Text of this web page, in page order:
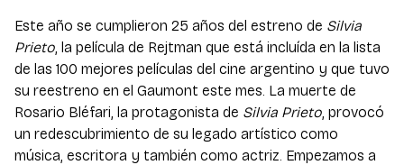
Este año se cumplieron 25 años del estreno de Silvia
Prieto , la película de Rejtman que está incluída en la lista
de las 100 mejores películas del cine argentino y que tuvo
su reestreno en el Gaumont este mes. La muerte de
Rosario Bléfari, la protagonista de Silvia Prieto , provocó
un redescubrimiento de su legado artístico como
música, escritora y también como actriz. Empezamos a